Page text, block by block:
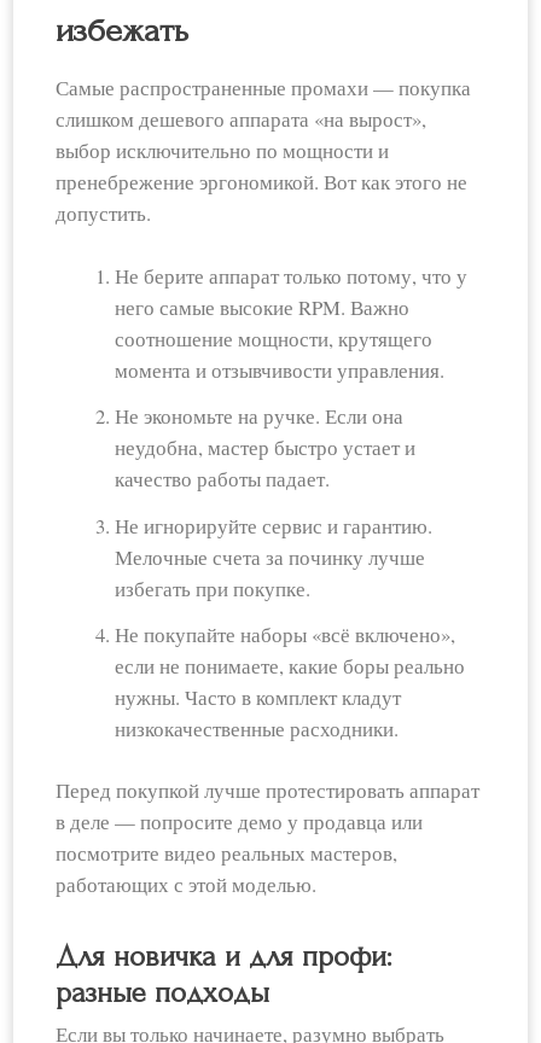
избежать
Самые распространенные промахи — покупка
слишком дешевого аппарата «на вырост»,
выбор исключительно по мощности и
пренебрежение эргономикой. Вот как этого не
допустить.
Не берите аппарат только потому, что у
него самые высокие RPM. Важно
соотношение мощности, крутящего
момента и отзывчивости управления.
Не экономьте на ручке. Если она
неудобна, мастер быстро устает и
качество работы падает.
Не игнорируйте сервис и гарантию.
Мелочные счета за починку лучше
избегать при покупке.
Не покупайте наборы «всё включено»,
если не понимаете, какие боры реально
нужны. Часто в комплект кладут
низкокачественные расходники.
Перед покупкой лучше протестировать аппарат
в деле — попросите демо у продавца или
посмотрите видео реальных мастеров,
работающих с этой моделью.
Для новичка и для профи:
разные подходы
Если вы только начинаете, разумно выбрать